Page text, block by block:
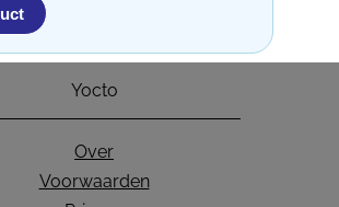
Yocto
Over
Voorwaarden